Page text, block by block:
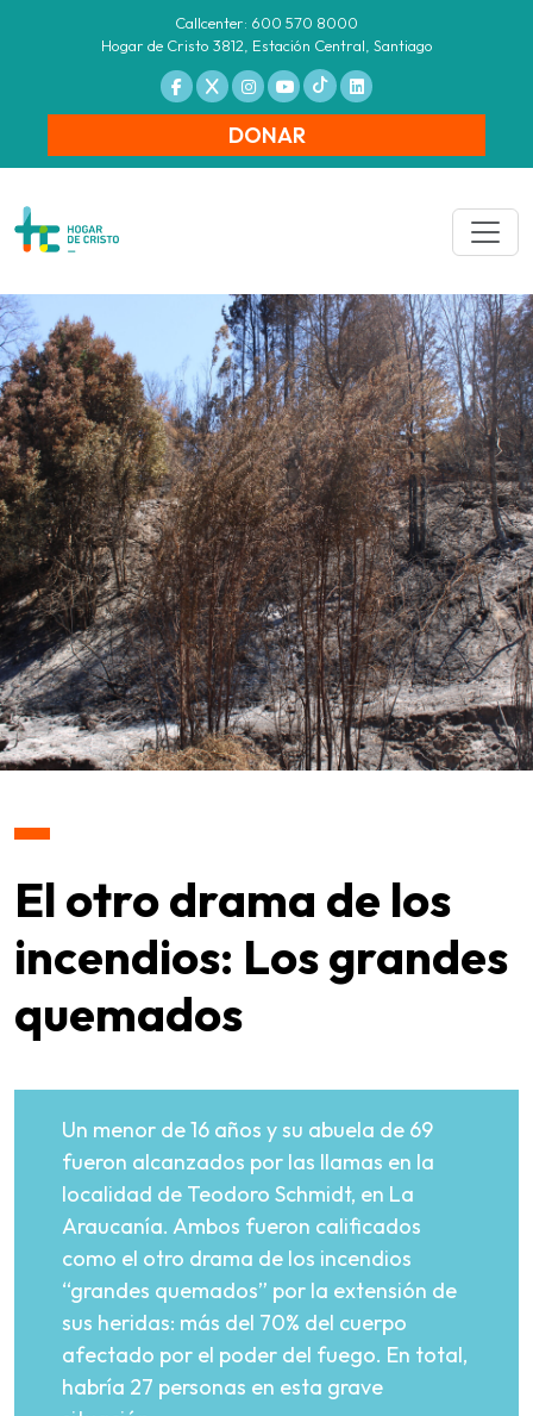
Callcenter: 600 570 8000
Hogar de Cristo 3812, Estación Central, Santiago
DONAR
El otro drama de los
incendios: Los grandes
quemados
Un menor de 16 años y su abuela de 69
fueron alcanzados por las llamas en la
localidad de Teodoro Schmidt, en La
Araucanía. Ambos fueron calificados
como el otro drama de los incendios
“grandes quemados” por la extensión de
sus heridas: más del 70% del cuerpo
afectado por el poder del fuego. En total,
habría 27 personas en esta grave